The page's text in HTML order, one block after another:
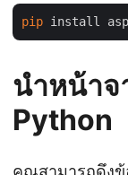
pip
นำหน้าจ
Python
คุณสามารถดึงข้